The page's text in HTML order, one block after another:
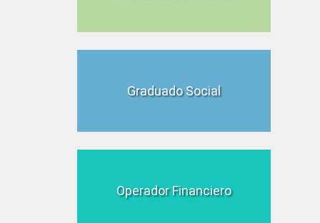
Graduado Social
Operador Financiero